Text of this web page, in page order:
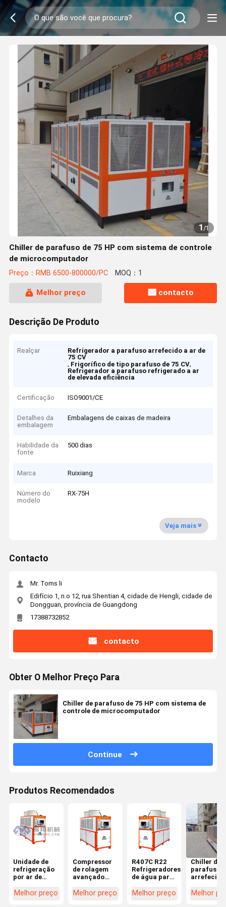
1/1
Chiller de parafuso de 75 HP com sistema de controle
de microcomputador
Preço：RMB 6500-800000/PC MOQ：1
Melhor preço contacto
Descrição De Produto
Realçar
Refrigerador a parafuso arrefecido a ar de
75 CV
, Frigorífico de tipo parafuso de 75 CV,
Refrigerador a parafuso refrigerado a ar
de elevada eficiência
Certificação ISO9001/CE
Detalhes da
embalagem
Embalagens de caixas de madeira
Habilidade da
fonte
500 dias
Marca Ruixiang
Número do
modelo
RX-75H
Veja mais
Contacto
Mr. Toms li
Edifício 1, n.o 12, rua Shentian 4, cidade de Hengli, cidade de
Dongguan, província de Guangdong
17388732852
contacto
Obter O Melhor Preço Para
Chiller de parafuso de 75 HP com sistema de
controle de microcomputador
Continue
Produtos Recomendados
Unidade de
refrigeração
por ar de
espaço de
Melhor preço
Compressor
de rolagem
avançado
ar
Melhor preço
R407C R22
Refrigeradores
de água para
industriais
Melhor preço
Chiller de
parafuso
arrefecido
Instalação
Melhor